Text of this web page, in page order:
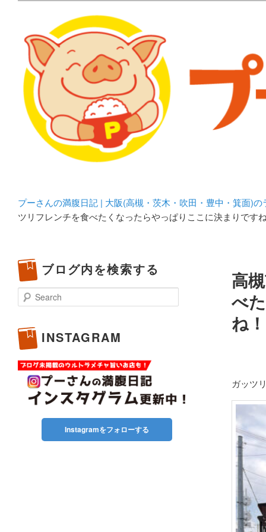
プーさんの満腹日記 |
豊中・箕面)のランチ＆
化してます。
プーさんの満腹日記 | 大阪(高槻・茨木・吹田・豊中・箕面)
ツリフレンチを食べたくなったらやっぱりここに決まりです
高
べ
ね
ガッツ
ブログ内を検索する
Search
INSTAGRAM
Instagramをフォローする